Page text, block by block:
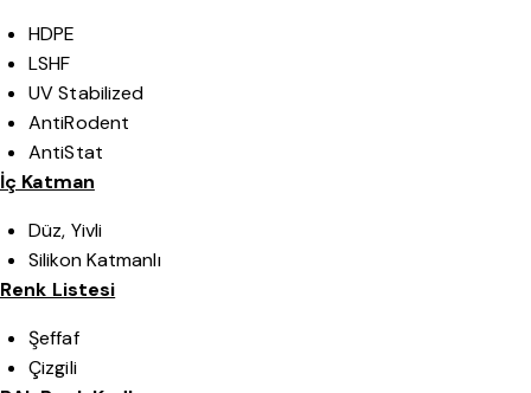
HDPE
LSHF
UV Stabilized
AntiRodent
AntiStat
İç Katman
Düz, Yivli
Silikon Katmanlı
Renk Listesi
Şeffaf
Çizgili